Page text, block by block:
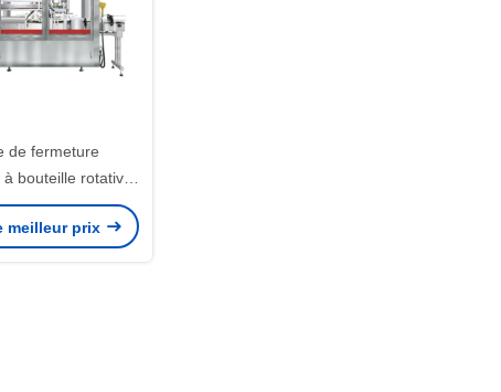
de fermeture
bouteille rotative
inoxydable
meilleur prix